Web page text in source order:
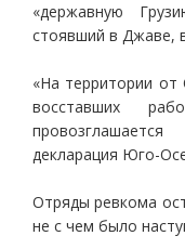
«державную
стоявший в Джаве,
«На территории
восставших
декларация Юго-
Отряды ревкома
не с чем было